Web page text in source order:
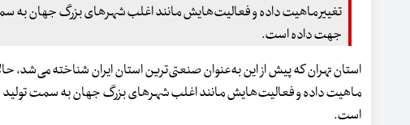
تغییر ماهیت داده و فعالیت‌هایش مانند اغلب شهرهای بزرگ جهان به
جهت داده است.
استان تهران که پیش از این به‌عنوان صنعتی‌ترین استان ایران شناخته می‌شد،
ماهیت داده و فعالیت‌هایش مانند اغلب شهرهای بزرگ جهان به سمت
است.